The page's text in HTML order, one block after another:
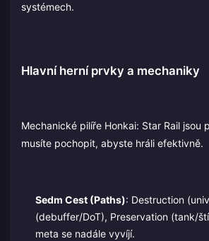
systémech.
Hlavní herní prvky a mechaniky
Mechanické pilíře Honkai: Star Rail
musíte pochopit, abyste hráli efektivně.
Sedm Cest (Paths): Destruction
(debuffer/DoT), Preservation (tank/
meta se nadále vyvíjí.